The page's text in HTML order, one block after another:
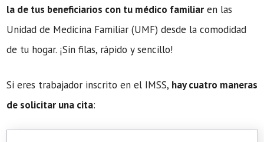
la de tus beneficiarios con tu médico familiar en las
Unidad de Medicina Familiar (UMF) desde la comodidad
de tu hogar. ¡Sin filas, rápido y sencillo!
Si eres trabajador inscrito en el IMSS, hay cuatro maneras
de solicitar una cita: